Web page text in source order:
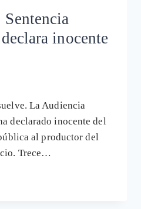
inocente
La Audiencia
declarado inocente del
al productor del
Trece…